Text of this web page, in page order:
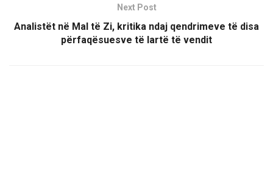
Next Post
Analistët në Mal të Zi, kritika ndaj qendrimeve të disa
përfaqësuesve të lartë të vendit